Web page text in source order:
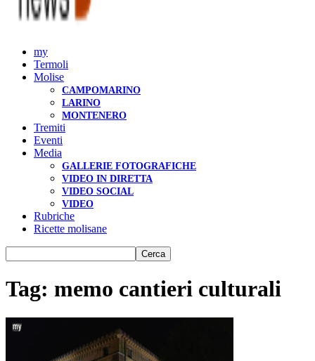
my
Termoli
Molise
CAMPOMARINO
LARINO
MONTENERO
Tremiti
Eventi
Media
GALLERIE FOTOGRAFICHE
VIDEO IN DIRETTA
VIDEO SOCIAL
VIDEO
Rubriche
Ricette molisane
Tag: memo cantieri culturali